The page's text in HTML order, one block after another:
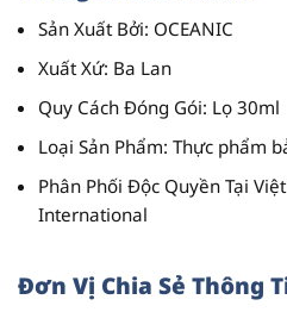
Sản Xuất Bởi: OCEANIC
Xuất Xứ: Ba Lan
Quy Cách Đóng Gói: Lọ 30ml
Loại Sản Phẩm: Thực phẩm
Phân Phối Độc Quyền Tại
International
Đơn Vị Chia Sẻ Thông